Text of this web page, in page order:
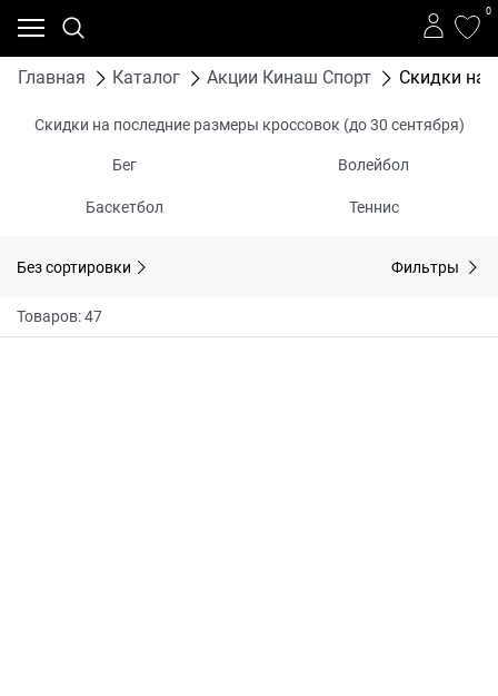
0
Главная Каталог Акции Кинаш Спорт Скидки на
Скидки на последние размеры кроссовок (до 30 сентября)
Бег Волейбол
Баскетбол Теннис
Без сортировки Фильтры
Товаров: 47